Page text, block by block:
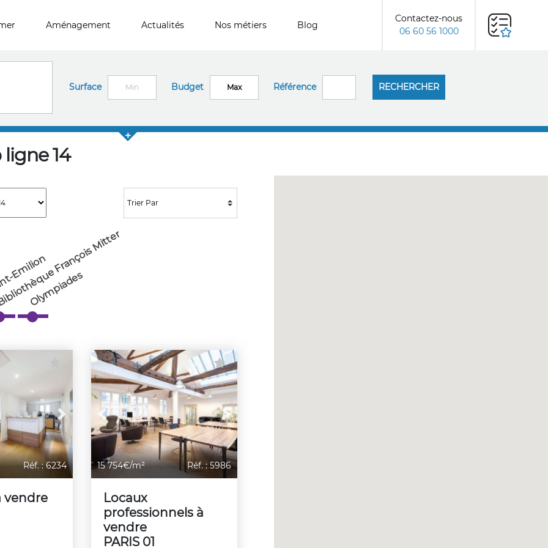
Aménagement Actualités Nos métiers Blog
Contactez-nous
06 60 56 1000
Surface Budget Référence
14
EmilionFrançois Mitterrand
Olympiades
Next
Réf. : 6234
vendre
Previous Next
15 754€/m² Réf. : 5986
Locaux
professionnels à
vendre
PARIS 01